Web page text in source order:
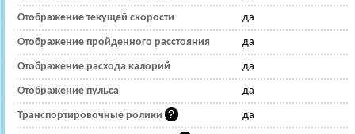
Отображение текущей скорости да
Отображение пройденного расстояния да
Отображение расхода калорий да
Отображение пульса да
Транспортировочные ролики да